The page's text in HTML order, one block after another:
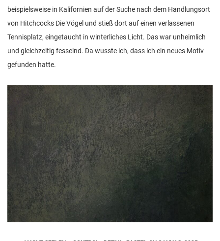
beispielsweise in Kalifornien auf der Suche nach dem Handlungsort
von Hitchcocks Die Vögel und stieß dort auf einen verlassenen
Tennisplatz, eingetaucht in winterliches Licht. Das war unheimlich
und gleichzeitig fesselnd. Da wusste ich, dass ich ein neues Motiv
gefunden hatte.